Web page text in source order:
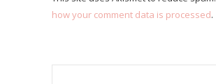
how your comment data is processed.